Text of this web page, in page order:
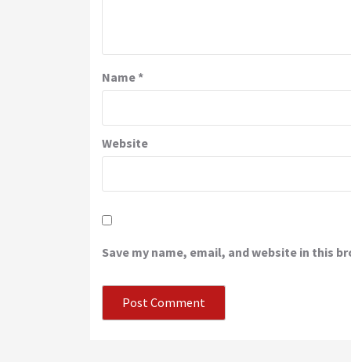
Name*
Website
Save my name, email, and website in this